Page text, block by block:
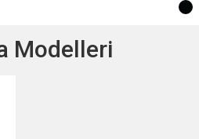
Modelleri